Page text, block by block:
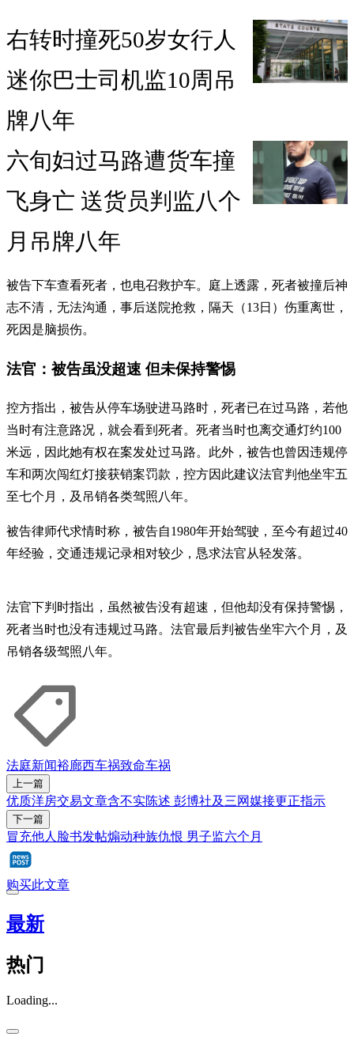
右转时撞死50岁女行人
迷你巴士司机监10周吊
牌八年
六旬妇过马路遭货车撞
飞身亡 送货员判监八个
月吊牌八年
被告下车查看死者，也电召救护车。庭上透露，死者被撞后神
志不清，无法沟通，事后送院抢救，隔天（13日）伤重离世，
死因是脑损伤。
法官：被告虽没超速 但未保持警惕
控方指出，被告从停车场驶进马路时，死者已在过马路，若他
当时有注意路况，就会看到死者。死者当时也离交通灯约100
米远，因此她有权在案发处过马路。此外，被告也曾因违规停
车和两次闯红灯接获销案罚款，控方因此建议法官判他坐牢五
至七个月，及吊销各类驾照八年。
被告律师代求情时称，被告自1980年开始驾驶，至今有超过40
年经验，交通违规记录相对较少，恳求法官从轻发落。
法官下判时指出，虽然被告没有超速，但他却没有保持警惕，
死者当时也没有违规过马路。法官最后判被告坐牢六个月，及
吊销各级驾照八年。
法庭新闻裕廊西车祸致命车祸
上一篇
优质洋房交易文章含不实陈述 彭博社及三网媒接更正指示
下一篇
冒充他人脸书发帖煽动种族仇恨 男子监六个月
购买此文章
最新
热门
Loading...